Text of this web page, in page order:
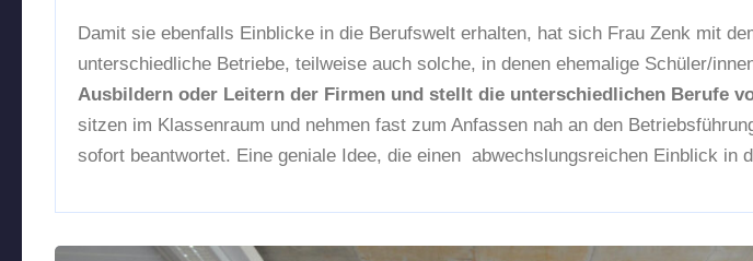
Damit sie ebenfalls Einblicke in die Berufswelt erhalten, hat sich Frau Zenk mit
unterschiedliche Betriebe, teilweise auch solche, in denen ehemalige Schüler/
Ausbildern oder Leitern der Firmen und stellt die unterschiedlichen Berufe
sitzen im Klassenraum und nehmen fast zum Anfassen nah an den
sofort beantwortet. Eine geniale Idee, die einen abwechslungsreichen Einblick in